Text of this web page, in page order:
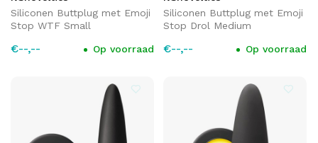
Siliconen Buttplug met Emoji
Stop WTF Small
€--,-- Op voorraad
Siliconen Buttplug met Emoji
Stop Drol Medium
€--,-- Op voorraad